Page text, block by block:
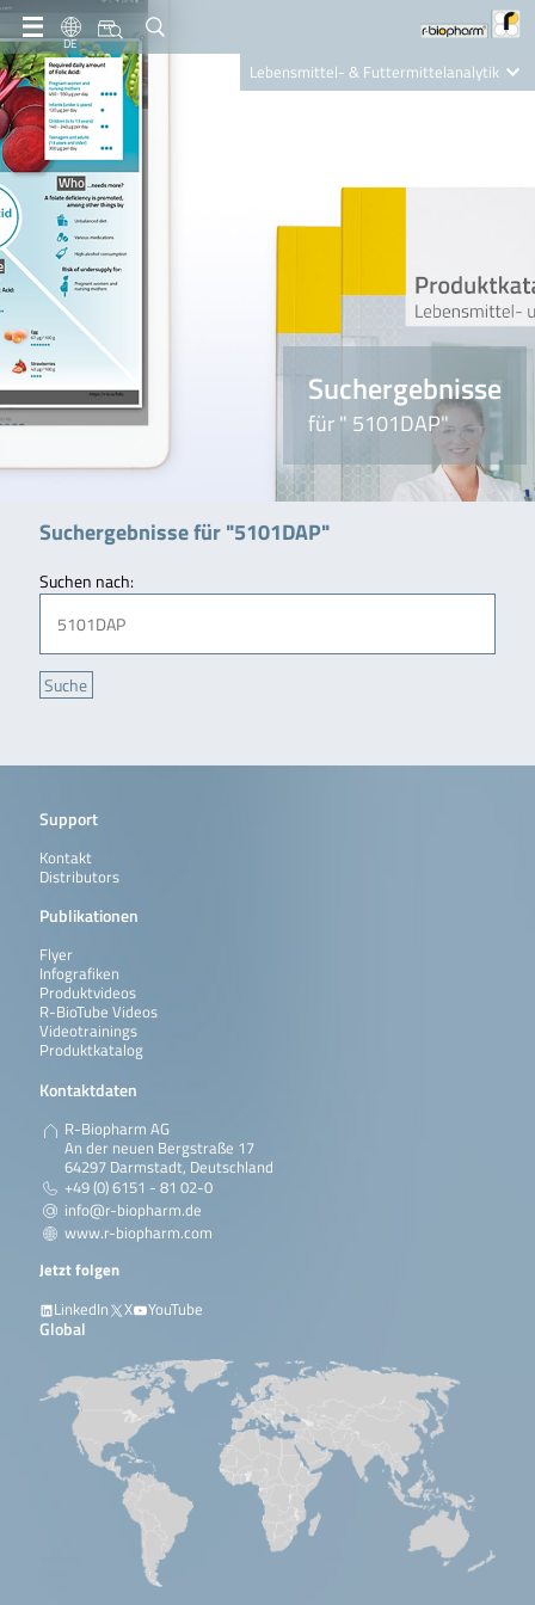
DE
Lebensmittel- & Futtermittelanalytik
Nutrition Care
Suchergebnisse
für " 5101DAP"
Suchergebnisse für "5101DAP"
Suchen nach:
Support
Kontakt
Distributors
Publikationen
Flyer
Infografiken
Produktvideos
R-BioTube Videos
Videotrainings
Produktkatalog
Kontaktdaten
R-Biopharm AG
An der neuen Bergstraße 17
64297 Darmstadt, Deutschland
+49 (0) 6151 - 81 02-0
info@r-biopharm.de
www.r-biopharm.com
Jetzt folgen
LinkedIn
X YouTube
Global